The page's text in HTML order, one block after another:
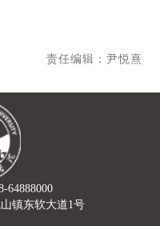
责任编辑：尹悦熹
64888000
镇东软大道1号